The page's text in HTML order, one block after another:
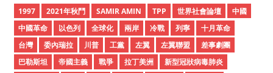
v
e
s
1997 2021年秋鬥 SAMIR AMIN TPP 世界社會論壇
中國
中國革命
以色列 全球化 兩岸 冷戰 列寧
十月革命
台灣
委內瑞拉 川普 工黨 左翼 左翼聯盟
差事劇團
巴勒斯坦
帝國主義 戰爭 拉丁美洲
新型冠狀病毒肺炎